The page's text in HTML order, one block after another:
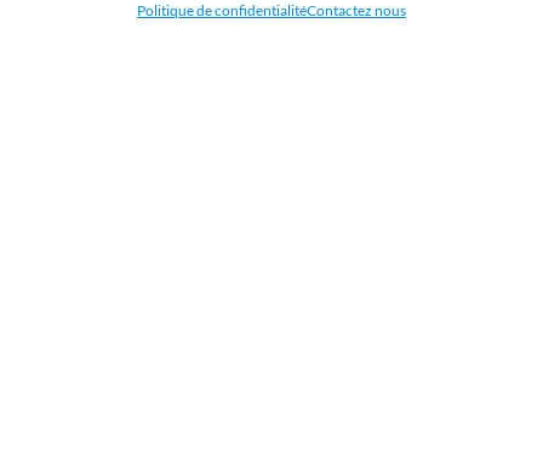
Politique de confidentialitéContactez nous
Belgique, aux Pays-Bas et au Luxembourg et dans la plupart des pays de